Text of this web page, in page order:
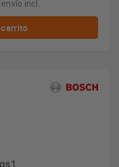
incl.